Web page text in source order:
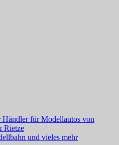
für Modellautos von
Rietze
und vieles mehr